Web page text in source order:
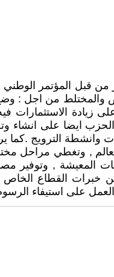
من اجل :
زيادة
على انشاء
وانشطة الترويج
, وتغطي مراحل
, وتوفير
خبرات القطاع
على استيفاء